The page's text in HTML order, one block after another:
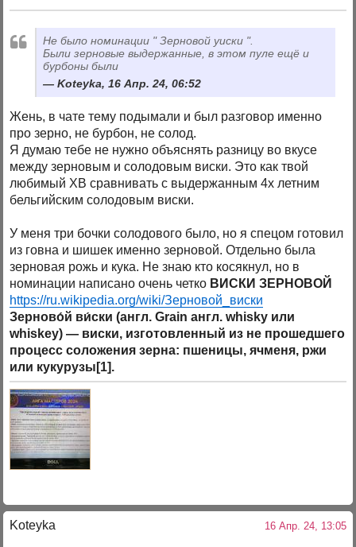
Не было номинации " Зерновой уиски ".
Были зерновые выдержанные, в этом пуле ещё и
бурбоны были
Koteyka, 16 Апр. 24, 06:52
Жень, в чате тему подымали и был разговор именно
про зерно, не бурбон, не солод.
Я думаю тебе не нужно объяснять разницу во вкусе
между зерновым и солодовым виски. Это как твой
любимый ХВ сравнивать с выдержанным 4х летним
бельгийским солодовым виски.
У меня три бочки солодового было, но я спецом готовил
из говна и шишек именно зерновой. Отдельно была
зерновая рожь и кука. Не знаю кто косякнул, но в
номинации написано очень четко ВИСКИ ЗЕРНОВОЙ
https://ru.wikipedia.org/wiki/Зерновой_виски
Зерново́й ви́ски (англ. Grain англ. whisky или
whiskey) — виски, изготовленный из не прошедшего
процесс соложения зерна: пшеницы, ячменя, ржи
или кукурузы[1].
Koteyka 16 Апр. 24, 13:05